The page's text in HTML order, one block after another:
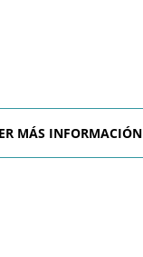
MÁS INFORMACIÓN